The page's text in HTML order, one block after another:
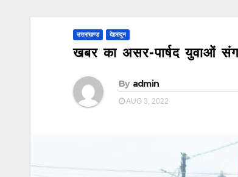
उत्तराखण्ड देहरादून
खबर का असर-पार्षद युवाओं
By admin
AUG 3, 2022